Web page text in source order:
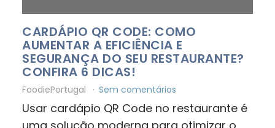
CARDÁPIO QR CODE: COMO
AUMENTAR A EFICIÊNCIA E
SEGURANÇA DO SEU RESTAURANTE?
CONFIRA 6 DICAS!
FoodiePortugal Sem comentários
Usar cardápio QR Code no restaurante é